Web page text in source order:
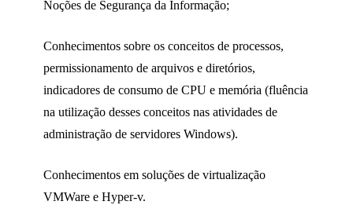
Noções de Segurança da Informação;
Conhecimentos sobre os conceitos de processos,
permissionamento de arquivos e diretórios,
indicadores de consumo de CPU e memória (fluência
na utilização desses conceitos nas atividades de
administração de servidores Windows).
Conhecimentos em soluções de virtualização
VMWare e Hyper-v.